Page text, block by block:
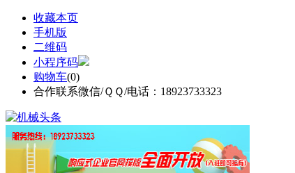
收藏本页
手机版
二维码
小程序码
购物车(0)
合作联系微信/ＱＱ/电话：18923733323